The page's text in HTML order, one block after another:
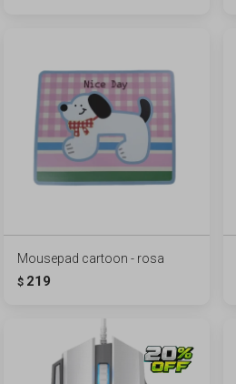
Mousepad cartoon - rosa
$ 219